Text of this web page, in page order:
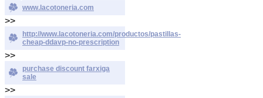
www.lacotoneria.com
>>
http://www.lacotoneria.com/productos/pastillas-
cheap-ddavp-no-prescription
>>
purchase discount farxiga
sale
>>